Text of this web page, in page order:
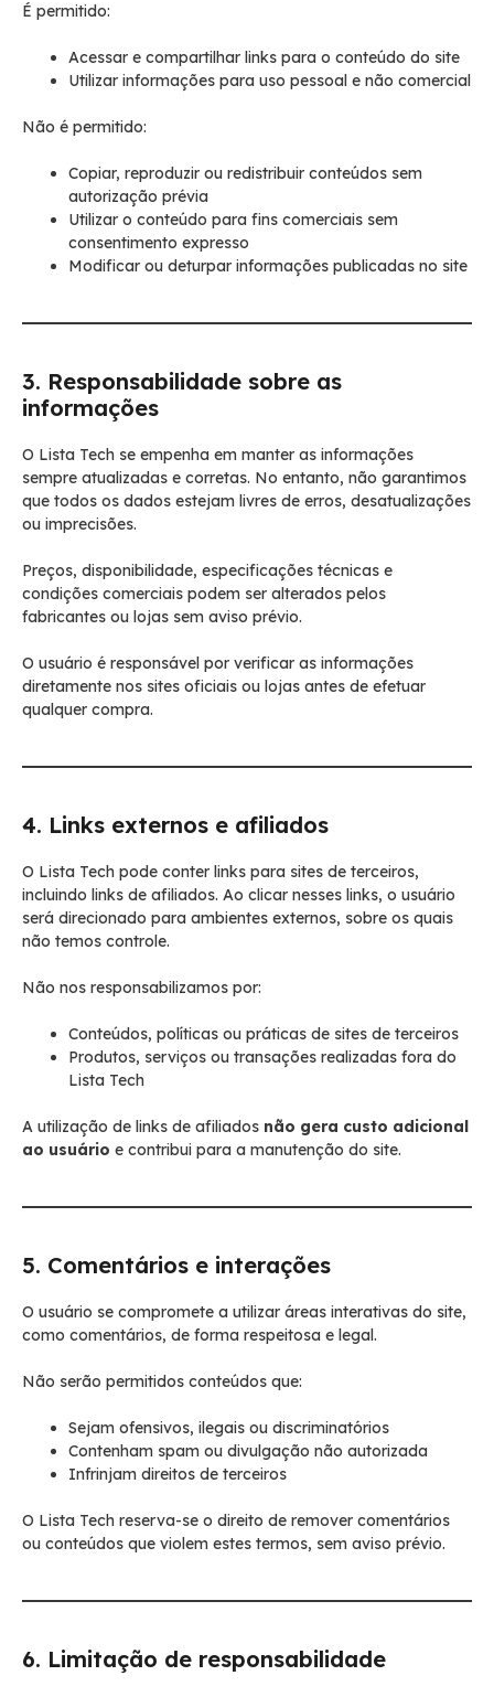
É permitido:
Acessar e compartilhar links para o conteúdo do site
Utilizar informações para uso pessoal e não comercial
Não é permitido:
Copiar, reproduzir ou redistribuir conteúdos sem
autorização prévia
Utilizar o conteúdo para fins comerciais sem
consentimento expresso
Modificar ou deturpar informações publicadas no site
3. Responsabilidade sobre as
informações
O Lista Tech se empenha em manter as informações
sempre atualizadas e corretas. No entanto, não garantimos
que todos os dados estejam livres de erros, desatualizações
ou imprecisões.
Preços, disponibilidade, especificações técnicas e
condições comerciais podem ser alterados pelos
fabricantes ou lojas sem aviso prévio.
O usuário é responsável por verificar as informações
diretamente nos sites oficiais ou lojas antes de efetuar
qualquer compra.
4. Links externos e afiliados
O Lista Tech pode conter links para sites de terceiros,
incluindo links de afiliados. Ao clicar nesses links, o usuário
será direcionado para ambientes externos, sobre os quais
não temos controle.
Não nos responsabilizamos por:
Conteúdos, políticas ou práticas de sites de terceiros
Produtos, serviços ou transações realizadas fora do
Lista Tech
A utilização de links de afiliados não gera custo adicional
ao usuário e contribui para a manutenção do site.
5. Comentários e interações
O usuário se compromete a utilizar áreas interativas do site,
como comentários, de forma respeitosa e legal.
Não serão permitidos conteúdos que:
Sejam ofensivos, ilegais ou discriminatórios
Contenham spam ou divulgação não autorizada
Infrinjam direitos de terceiros
O Lista Tech reserva-se o direito de remover comentários
ou conteúdos que violem estes termos, sem aviso prévio.
6. Limitação de responsabilidade